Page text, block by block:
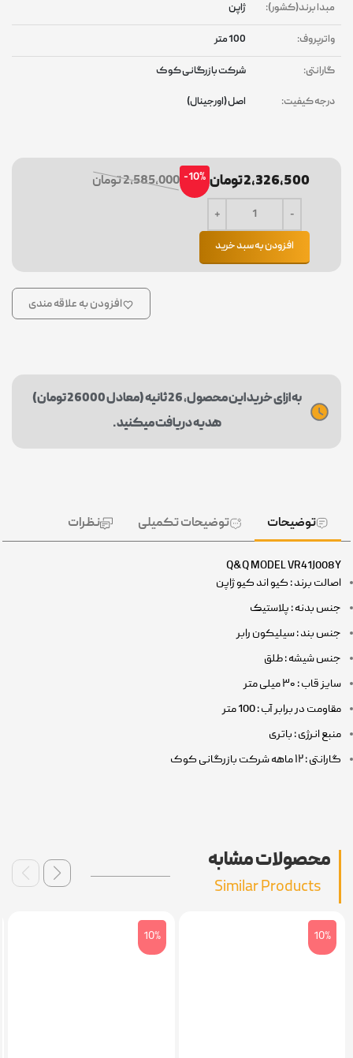
مبدا برند(کشور): ژاپن
واترپروف: 100 متر
گارانتی: شرکت بازرگانی کوک
درجه کیفیت: اصل (اورجینال)
2,326,500 تومان -10% 2,585,000 تومان
افزودن به سبد خرید
افزودن به علاقه مندی
به ازای خرید این محصول، 26 ثانیه (معادل 26000 تومان)
هدیه دریافت میکنید.
توضیحات توضیحات تکمیلی نظرات
Q&Q MODEL VR41J008Y
اصالت برند : کیو اند کیو ژاپن
جنس بدنه : پلاستیک
جنس بند : سیلیکون رابر
جنس شیشه : طلق
سایز قاب : ۳۰ میلی متر
مقاومت در برابر آب : 100 متر
منبع انرژی : باتری
گارانتی : ۱۲ ماهه شرکت بازرگانی کوک
محصولات مشابه
Similar Products
10%
10%